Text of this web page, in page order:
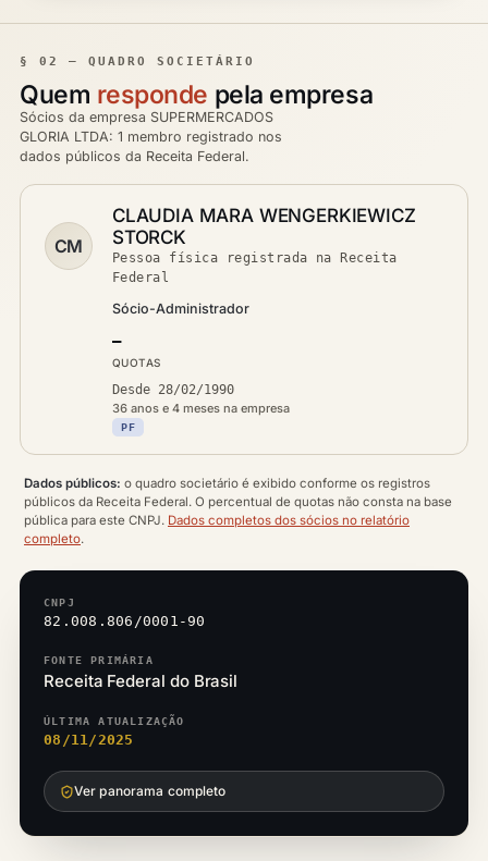
§ 02 — QUADRO SOCIETÁRIO
Quem responde pela empresa
Sócios da empresa SUPERMERCADOS
GLORIA LTDA: 1 membro registrado nos
dados públicos da Receita Federal.
CM
CLAUDIA MARA WENGERKIEWICZ
STORCK
Pessoa física registrada na Receita
Federal
Sócio-Administrador
—
QUOTAS
Desde 28/02/1990
36 anos e 4 meses na empresa
PF
Dados públicos: o quadro societário é exibido conforme os registros
públicos da Receita Federal. O percentual de quotas não consta na base
pública para este CNPJ. Dados completos dos sócios no relatório
completo.
CNPJ
82.008.806/0001-90
FONTE PRIMÁRIA
Receita Federal do Brasil
ÚLTIMA ATUALIZAÇÃO
08/11/2025
Ver panorama completo